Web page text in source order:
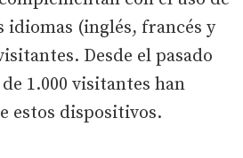
idiomas (inglés, francés y
Desde el pasado
1.000 visitantes han
estos dispositivos.